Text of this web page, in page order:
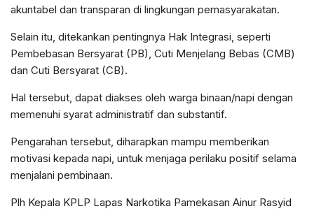
akuntabel dan transparan di lingkungan pemasyarakatan.
Selain itu, ditekankan pentingnya Hak Integrasi, seperti
Pembebasan Bersyarat (PB), Cuti Menjelang Bebas (CMB)
dan Cuti Bersyarat (CB).
Hal tersebut, dapat diakses oleh warga binaan/napi dengan
memenuhi syarat administratif dan substantif.
Pengarahan tersebut, diharapkan mampu memberikan
motivasi kepada napi, untuk menjaga perilaku positif selama
menjalani pembinaan.
Plh Kepala KPLP Lapas Narkotika Pamekasan Ainur Rasyid